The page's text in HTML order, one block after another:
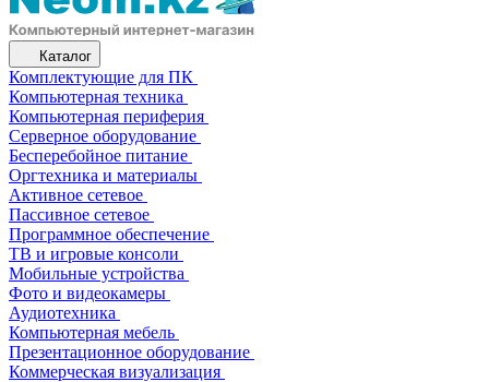
Каталог
Комплектующие для ПК
Компьютерная техника
Компьютерная периферия
Серверное оборудование
Бесперебойное питание
Оргтехника и материалы
Активное сетевое
Пассивное сетевое
Программное обеспечение
ТВ и игровые консоли
Мобильные устройства
Фото и видеокамеры
Аудиотехника
Компьютерная мебель
Презентационное оборудование
Коммерческая визуализация